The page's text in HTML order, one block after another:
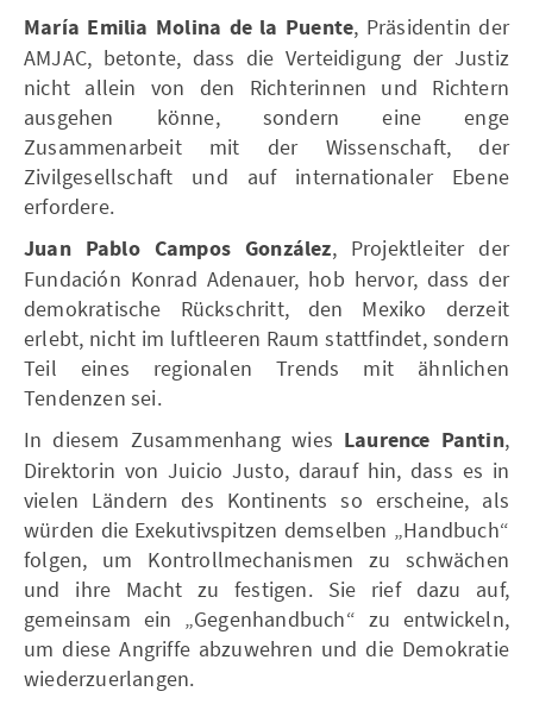
María Emilia Molina de la Puente, Präsidentin der
AMJAC, betonte, dass die Verteidigung der Justiz
nicht allein von den Richterinnen und Richtern
ausgehen könne, sondern eine enge
Zusammenarbeit mit der Wissenschaft, der
Zivilgesellschaft und auf internationaler Ebene
erfordere.
Juan Pablo Campos González, Projektleiter der
Fundación Konrad Adenauer, hob hervor, dass der
demokratische Rückschritt, den Mexiko derzeit
erlebt, nicht im luftleeren Raum stattfindet, sondern
Teil eines regionalen Trends mit ähnlichen
Tendenzen sei.
In diesem Zusammenhang wies Laurence Pantin,
Direktorin von Juicio Justo, darauf hin, dass es in
vielen Ländern des Kontinents so erscheine, als
würden die Exekutivspitzen demselben „Handbuch“
folgen, um Kontrollmechanismen zu schwächen
und ihre Macht zu festigen. Sie rief dazu auf,
gemeinsam ein „Gegenhandbuch“ zu entwickeln,
um diese Angriffe abzuwehren und die Demokratie
wiederzuerlangen.